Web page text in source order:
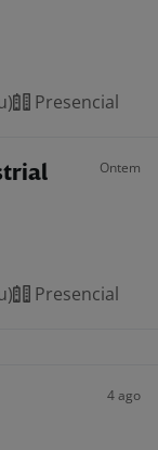
Presencial
Ontem
Presencial
4 ago